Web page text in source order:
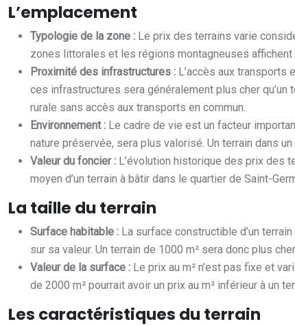
L’emplacement
Typologie de la zone : Le prix des terrains varie
zones littorales et les régions montagneuses
Proximité des infrastructures : L’accès aux transports
ces infrastructures sera généralement plus cher qu’un
rurale sans accès aux transports en commun.
Environnement : Le cadre de vie est un facteur
nature préservée, sera plus valorisé. Un terrain dans
Valeur du foncier : L’évolution historique des prix des
moyen d’un terrain à bâtir dans le quartier de Saint-
La taille du terrain
Surface habitable : La surface constructible d’un
sur sa valeur. Un terrain de 1000 m² sera donc plus
Valeur de la surface : Le prix au m² n’est pas fixe et
de 2000 m² pourrait avoir un prix au m² inférieur à un
Les caractéristiques du terrain